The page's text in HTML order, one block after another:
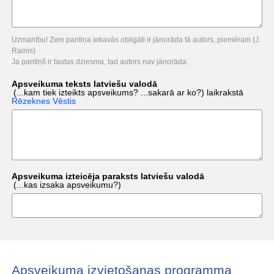
Uzmanību! Zem pantiņa iekavās obligāti ir jānorāda tā autors, piemēram (J.
Rainis)
Ja pantiņš ir tautas dziesma, tad autors nav jānorāda.
Apsveikuma teksts latviešu valodā
(...kam tiek izteikts apsveikums? ...sakarā ar ko?) laikrakstā
Rēzeknes Vēstis
Apsveikuma izteicēja paraksts latviešu valodā
(...kas izsaka apsveikumu?)
Apsveikuma izvietošanas programma